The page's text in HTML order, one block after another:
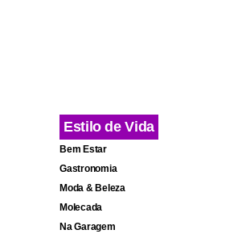
Estilo de Vida
Bem Estar
Gastronomia
Moda & Beleza
Molecada
Na Garagem